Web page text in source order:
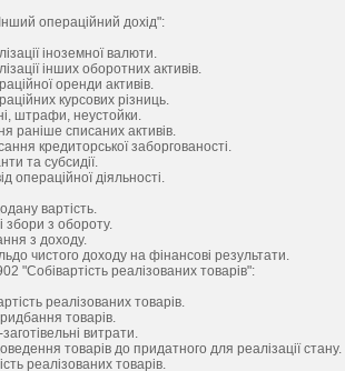
операційний дохід":
іноземної валюти.
інших оборотних активів.
оренди активів.
курсових різниць.
штрафи, неустойки.
раніше списаних активів.
кредиторської заборгованості.
та субсидії.
операційної діяльності.
вартість.
збори з обороту.
з доходу.
чистого доходу на фінансові результати.
"Собівартість реалізованих товарів":
реалізованих товарів.
товарів.
витрати.
товарів до придатного для реалізації стану.
реалізованих товарів.